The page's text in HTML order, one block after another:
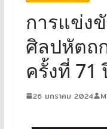
การแข่ง
ศิลปหัตถ
ครั้งที่ 71
26 มกราคม 2024